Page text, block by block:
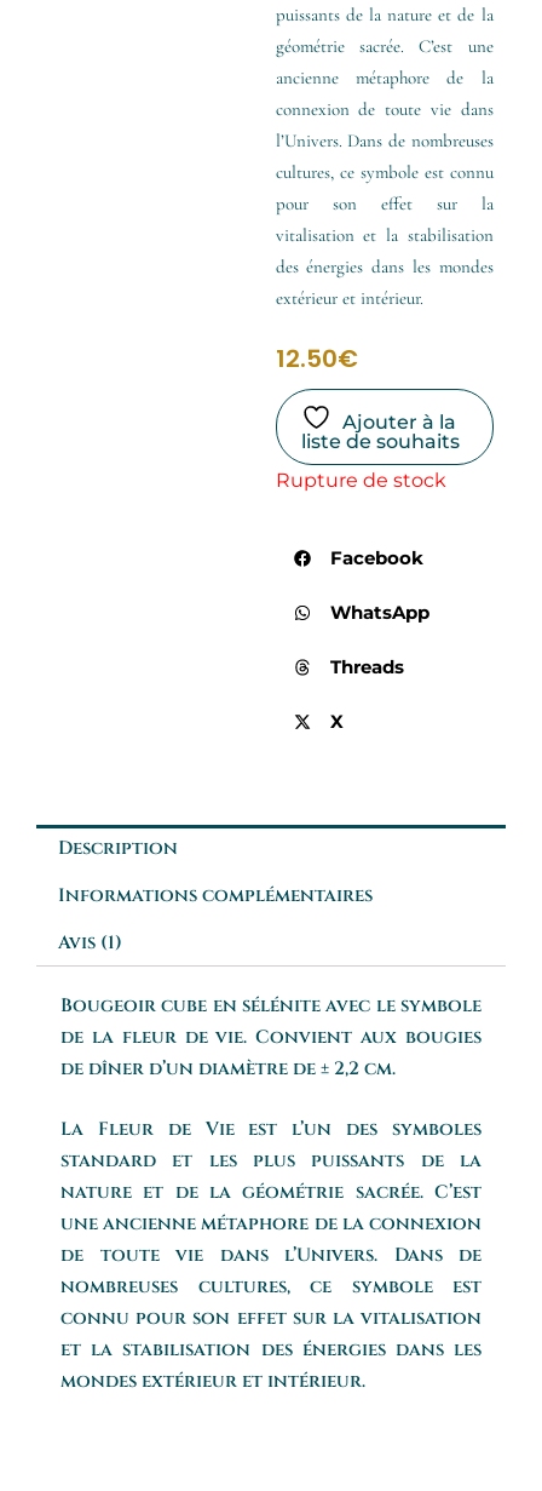
puissants de la nature et de la
géométrie sacrée. C’est une
ancienne métaphore de la
connexion de toute vie dans
l’Univers. Dans de nombreuses
cultures, ce symbole est connu
pour son effet sur la
vitalisation et la stabilisation
des énergies dans les mondes
extérieur et intérieur.
12.50€
Ajouter à la
liste de souhaits
Rupture de stock
Facebook
WhatsApp
Threads
X
Description
Informations complémentaires
Avis (1)
Bougeoir cube en sélénite avec le symbole
de la fleur de vie. Convient aux bougies
de dîner d’un diamètre de ± 2,2 cm.
La Fleur de Vie est l’un des symboles
standard et les plus puissants de la
nature et de la géométrie sacrée. C’est
une ancienne métaphore de la connexion
de toute vie dans l’Univers. Dans de
nombreuses cultures, ce symbole est
connu pour son effet sur la vitalisation
et la stabilisation des énergies dans les
mondes extérieur et intérieur.